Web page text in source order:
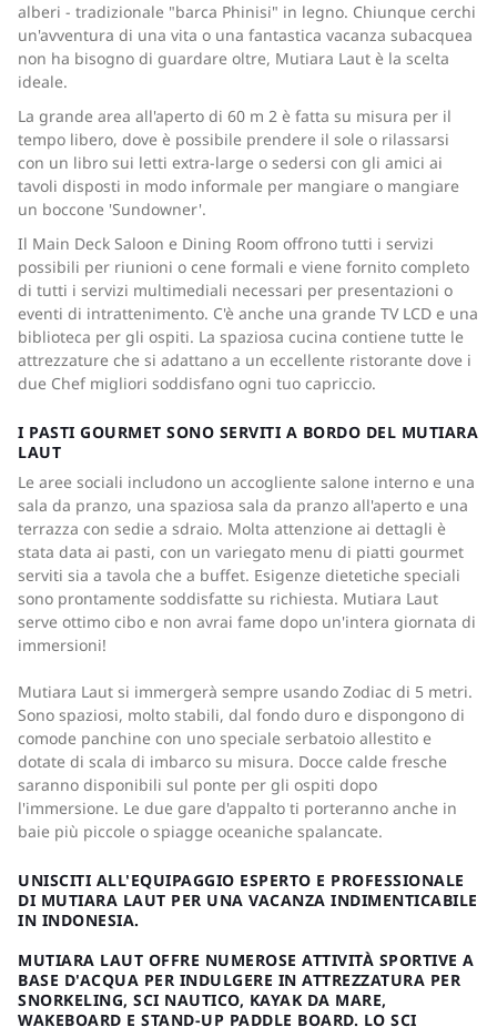
alberi - tradizionale "barca Phinisi" in legno. Chiunque cerchi
un'avventura di una vita o una fantastica vacanza subacquea
non ha bisogno di guardare oltre, Mutiara Laut è la scelta
ideale.
La grande area all'aperto di 60 m 2 è fatta su misura per il
tempo libero, dove è possibile prendere il sole o rilassarsi
con un libro sui letti extra-large o sedersi con gli amici ai
tavoli disposti in modo informale per mangiare o mangiare
un boccone 'Sundowner'.
Il Main Deck Saloon e Dining Room offrono tutti i servizi
possibili per riunioni o cene formali e viene fornito completo
di tutti i servizi multimediali necessari per presentazioni o
eventi di intrattenimento. C'è anche una grande TV LCD e una
biblioteca per gli ospiti. La spaziosa cucina contiene tutte le
attrezzature che si adattano a un eccellente ristorante dove i
due Chef migliori soddisfano ogni tuo capriccio.
I PASTI GOURMET SONO SERVITI A BORDO DEL MUTIARA
LAUT
Le aree sociali includono un accogliente salone interno e una
sala da pranzo, una spaziosa sala da pranzo all'aperto e una
terrazza con sedie a sdraio. Molta attenzione ai dettagli è
stata data ai pasti, con un variegato menu di piatti gourmet
serviti sia a tavola che a buffet. Esigenze dietetiche speciali
sono prontamente soddisfatte su richiesta. Mutiara Laut
serve ottimo cibo e non avrai fame dopo un'intera giornata di
immersioni!
Mutiara Laut si immergerà sempre usando Zodiac di 5 metri.
Sono spaziosi, molto stabili, dal fondo duro e dispongono di
comode panchine con uno speciale serbatoio allestito e
dotate di scala di imbarco su misura. Docce calde fresche
saranno disponibili sul ponte per gli ospiti dopo
l'immersione. Le due gare d'appalto ti porteranno anche in
baie più piccole o spiagge oceaniche spalancate.
UNISCITI ALL'EQUIPAGGIO ESPERTO E PROFESSIONALE
DI MUTIARA LAUT PER UNA VACANZA INDIMENTICABILE
IN INDONESIA.
MUTIARA LAUT OFFRE NUMEROSE ATTIVITÀ SPORTIVE A
BASE D'ACQUA PER INDULGERE IN ATTREZZATURA PER
SNORKELING, SCI NAUTICO, KAYAK DA MARE,
WAKEBOARD E STAND-UP PADDLE BOARD. LO SCI